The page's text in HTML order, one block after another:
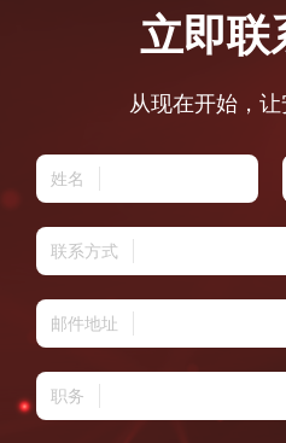
立即联
从现在开始，
姓名
联系方式
邮件地址
职务